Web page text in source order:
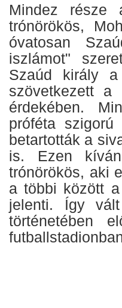
Mindez része
trónörökös,
óvatosan
iszlámot"
Szaúd király a
szövetkezett a
érdekében.
próféta
betartották a
is. Ezen
trónörökös, aki
a többi között
jelenti. Így
történetében